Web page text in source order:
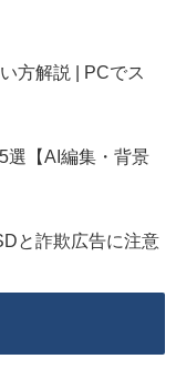
方解説 | PCでス
選【AI編集・背景
と詐欺広告に注意